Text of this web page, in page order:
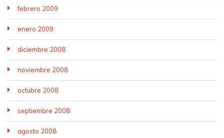
febrero 2009
enero 2009
diciembre 2008
noviembre 2008
octubre 2008
septiembre 2008
agosto 2008